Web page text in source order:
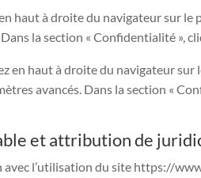
haut à droite du navigateur sur
la section « Confidentialité »,
en haut à droite du navigateur
avancés. Dans la section «
et attribution de
avec l’utilisation du site https://